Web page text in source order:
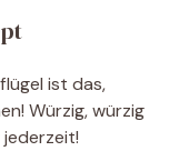
ist das,
Würzig, würzig